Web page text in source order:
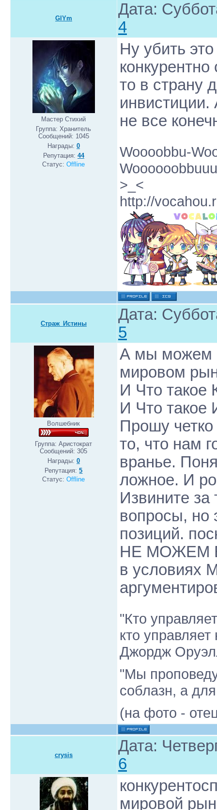
GlYm
Дата:
4
Мастер Стихий
Группа: Хранитель
Сообщений: 1045
Награды: 0
Репутация: 44
Статус:Offline
Ну убить
то в страну
не все
Woooobbu-
>_<
http://
Страж_Истины
Дата:
5
Волшебник
Группа: Аристократ
Сообщений:305
Награды: 0
Репутация:5
Статус:Offline
А мы можем
мировом
И Что такое
И Что такое
Прошу четко
то, что нам
вранье.
ложное. И
Извините
вопросы, но
позиций.
НЕ МОЖЕМ
в условиях
"Кто
кто
Джордж
"Мы
соблазн, а
(на фото -
crysis
Дата:
6
мировой